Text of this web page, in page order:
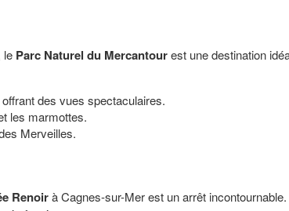
le Parc Naturel du Mercantourest une destination
des vues spectaculaires.
les marmottes.
Merveilles.
Renoirà Cagnes-sur-Mer est un arrêt